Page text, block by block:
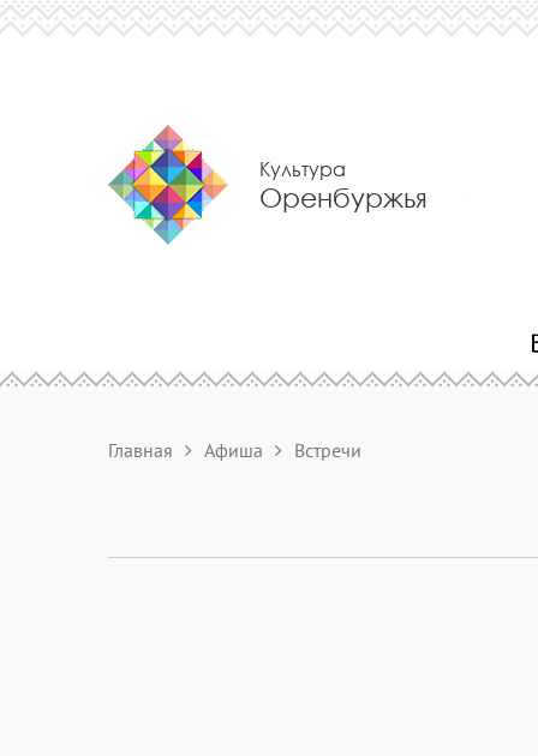
Культура
Оренбуржья
Главная Афиша Встречи